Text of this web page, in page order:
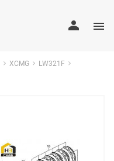
XCMG
LW321F